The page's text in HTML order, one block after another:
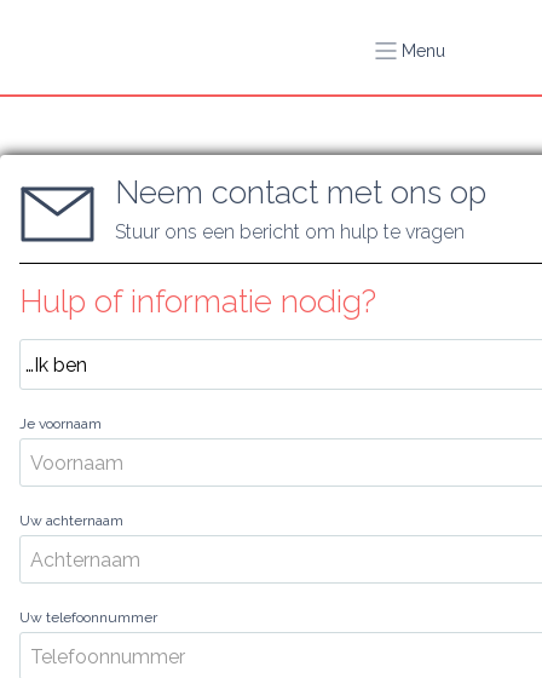
Menu
Neem contact met ons op
Stuur ons een bericht om hulp te vragen
Hulp of informatie nodig?
Je voornaam
Uw achternaam
Uw telefoonnummer